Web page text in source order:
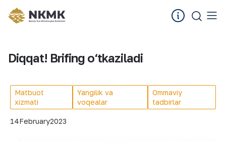
Diqqat! Brifing o‘tkaziladi
Matbuot
xizmati
Yangilik va
voqealar
Ommaviy
tadbirlar
14February2023